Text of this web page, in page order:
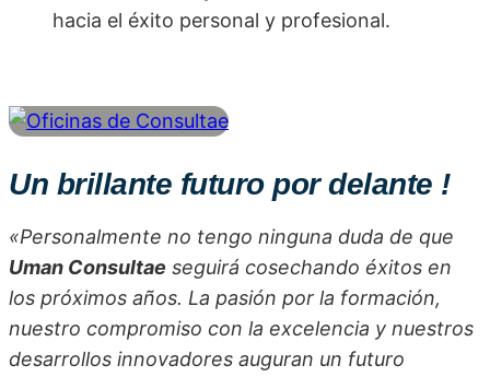
hacia el éxito personal y profesional.
Un brillante futuro por delante !
«Personalmente no tengo ninguna duda de que
Uman Consultae seguirá cosechando éxitos en
los próximos años. La pasión por la formación,
nuestro compromiso con la excelencia y nuestros
desarrollos innovadores auguran un futuro